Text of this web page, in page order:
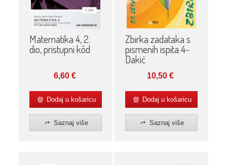
Matematika 4, 2.
dio, pristupni kôd
6,60 €
Dodaj u košaricu
Saznaj više
Zbirka zadataka s
pismenih ispita 4-
Dakić
10,50€
Dodaj u košaricu
Saznaj više